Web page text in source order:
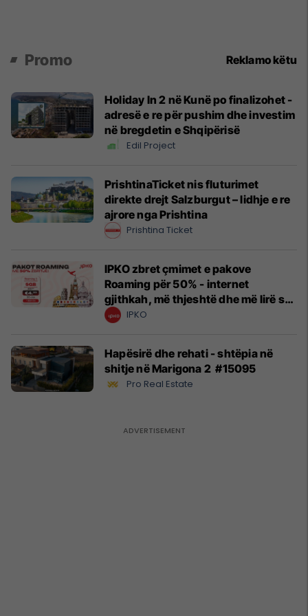
Promo Reklamo këtu
Holiday In 2 në Kunë po finalizohet -
adresë e re për pushim dhe investim
në bregdetin e Shqipërisë
Edil Project
PrishtinaTicket nis fluturimet
direkte drejt Salzburgut – lidhje e re
ajrore nga Prishtina
Prishtina Ticket
IPKO zbret çmimet e pakove
Roaming për 50% - internet
gjithkah, më thjeshtë dhe më lirë se
kurrë!IPKO
Hapësirë dhe rehati - shtëpia në
shitje në Marigona 2 #15095
Pro Real Estate